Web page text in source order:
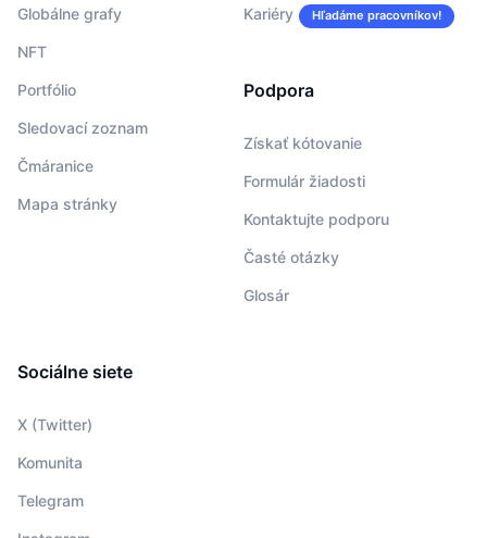
Globálne grafy
NFT
Portfólio
Sledovací zoznam
Čmáranice
Mapa stránky
Kariéry Hľadáme pracovníkov!
Podpora
Získať kótovanie
Formulár žiadosti
Kontaktujte podporu
Časté otázky
Glosár
Sociálne siete
X (Twitter)
Komunita
Telegram